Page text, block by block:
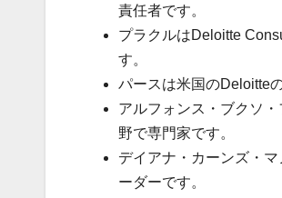
責任者です。
プラクルはDeloitte
す。
パースは米国のDeloitte
アルフォンス・ブクソ
野で専門家です。
デイアナ・カーンズ・
ーダーです。